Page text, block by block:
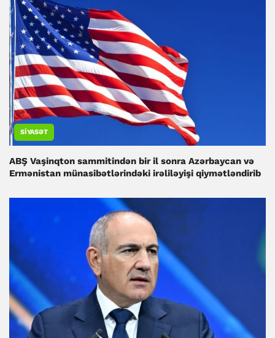
SIYASƏT
ABŞ Vaşinqton sammitindən bir il sonra Azərbaycan və
Ermənistan münasibətlərindəki irəliləyişi qiymətləndirib